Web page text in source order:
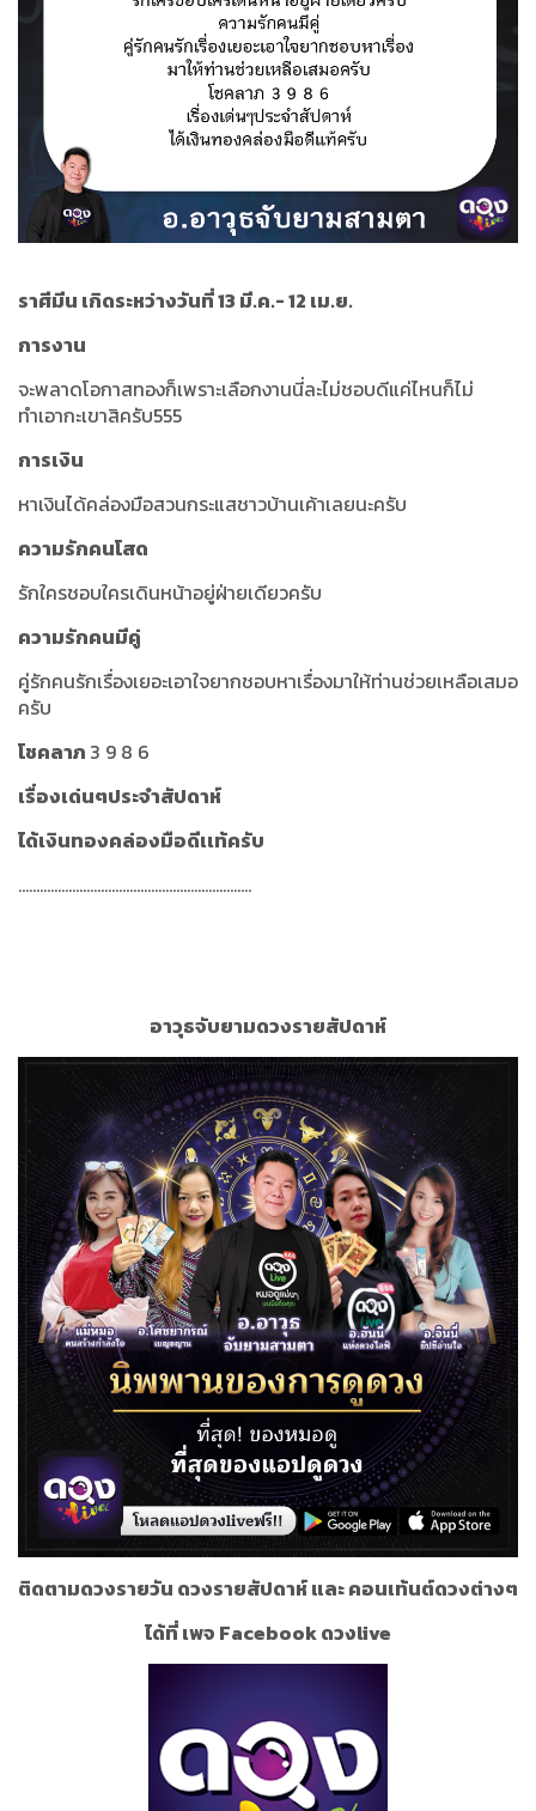
ราศีมีน เกิดระหว่างวันที่ 13 มี.ค.- 12 เม.ย.
การงาน
จะพลาดโอกาสทองก็เพราะเลือกงานนี่ละไม่ชอบดีแค่ไหนก็ไม่
ทำเอากะเขาสิครับ555
การเงิน
หาเงินได้คล่องมือสวนกระแสชาวบ้านเค้าเลยนะครับ
ความรักคนโสด
รักใครชอบใครเดินหน้าอยู่ฝ่ายเดียวครับ
ความรักคนมีคู่
คู่รักคนรักเรื่องเยอะเอาใจยากชอบหาเรื่องมาให้ท่านช่วยเหลือเสมอ
ครับ
โชคลาภ 3 9 8 6
เรื่องเด่นๆประจำสัปดาห์
ได้เงินทองคล่องมือดีเเท้ครับ
.................................................................
อาวุธจับยามดวงรายสัปดาห์
ติดตามดวงรายวัน ดวงรายสัปดาห์ และ คอนเท้นต์ดวงต่างๆ
ได้ที่ เพจ Facebook ดวงlive